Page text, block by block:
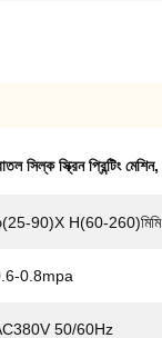
সিল্ক স্ক্রিন প্রিন্টিং মেশিন,
90)X H(60-260)মিমি
0.8mpa
50/60Hz